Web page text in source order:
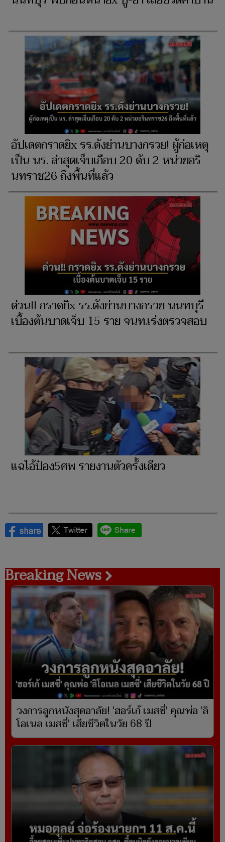
อัปเดตกราดยิx รร.ดังย่านบางกรวย! ผู้ก่อเหตุ
เป็น นร. ล่าสุดเจ็บเกือบ 20 ดับ 2 หน่วยอริ
นทราช26 ถึงพื้นที่แล้ว
ด่วน!! กราดยิx รร.ดังย่านบางกรวย นนทบุรี
เบื้องต้นบาดเจ็บ 15 ราย จนท.เร่งตรวจสอบ
แฉไอ้ป๋อง5ศพ รายงานตัวครั้งเดียว
Breaking News
วงการลูกหนังสุดอาลัย! 'ฮอร์เก้ เมสซี่' คุณพ่อ 'ลิ
โอเนล เมสซี่' เสียชีวิตในวัย 68 ปี